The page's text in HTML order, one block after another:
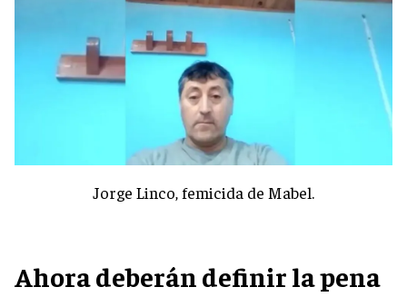
Jorge Linco, femicida de Mabel.
Ahora deberán definir la pena